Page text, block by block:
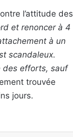
l’attitude des
et renoncer à 4
à un
scandaleux.
des efforts, sauf
trouvée
jours.